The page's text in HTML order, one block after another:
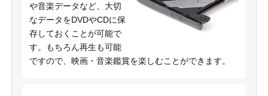
や音楽データなど、大切
なデータをDVDやCDに保
存しておくことが可能で
す。もちろん再生も可能
ですので、映画・音楽鑑賞を楽しむことができます。